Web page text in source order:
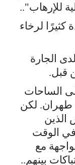
للإرهاب"..
كثيرًا لرخاء
الجارة
قبل.
الساحات
لكن
الذين
الوقت
مع
بينهم..